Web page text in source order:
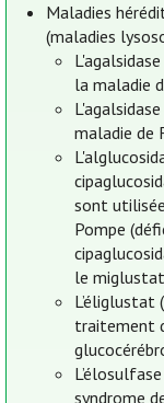
Maladies
(maladies
la maladie
maladie de
sont
Pompe
le
L’éliglustat
traitement
syndrome